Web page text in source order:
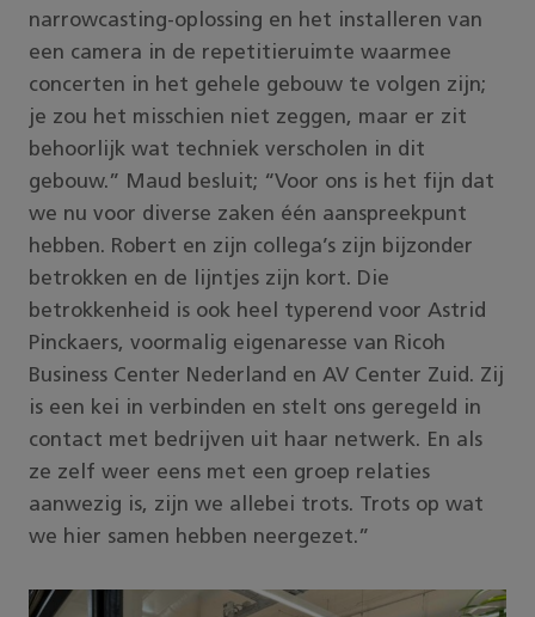
narrowcasting-oplossing en het installeren van
een camera in de repetitieruimte waarmee
concerten in het gehele gebouw te volgen zijn;
je zou het misschien niet zeggen, maar er zit
behoorlijk wat techniek verscholen in dit
gebouw.” Maud besluit; “Voor ons is het fijn dat
we nu voor diverse zaken één aanspreekpunt
hebben. Robert en zijn collega’s zijn bijzonder
betrokken en de lijntjes zijn kort. Die
betrokkenheid is ook heel typerend voor Astrid
Pinckaers, voormalig eigenaresse van Ricoh
Business Center Nederland en AV Center Zuid. Zij
is een kei in verbinden en stelt ons geregeld in
contact met bedrijven uit haar netwerk. En als
ze zelf weer eens met een groep relaties
aanwezig is, zijn we allebei trots. Trots op wat
we hier samen hebben neergezet.”